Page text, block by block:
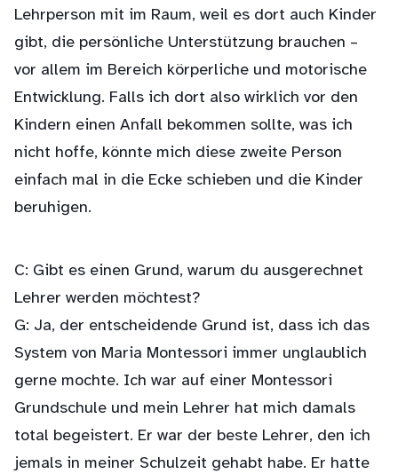
Lehrperson mit im Raum, weil es dort auch Kinder
gibt, die persönliche Unterstützung brauchen –
vor allem im Bereich körperliche und motorische
Entwicklung. Falls ich dort also wirklich vor den
Kindern einen Anfall bekommen sollte, was ich
nicht hoffe, könnte mich diese zweite Person
einfach mal in die Ecke schieben und die Kinder
beruhigen.
C: Gibt es einen Grund, warum du ausgerechnet
Lehrer werden möchtest?
G: Ja, der entscheidende Grund ist, dass ich das
System von Maria Montessori immer unglaublich
gerne mochte. Ich war auf einer Montessori
Grundschule und mein Lehrer hat mich damals
total begeistert. Er war der beste Lehrer, den ich
jemals in meiner Schulzeit gehabt habe. Er hatte